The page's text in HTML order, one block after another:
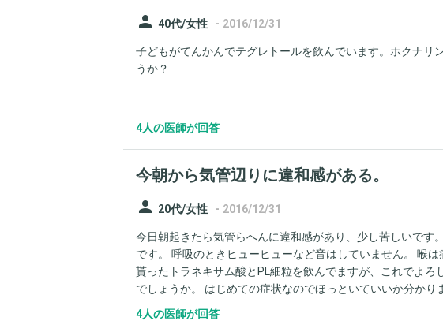
ました。その後、夜も含め昨日までは落ち着いていたので
ーですので米粉）をすすりだしたところ、またしても咳が出
体力を奪われ心臓にも負担があると思いますので、とても心
person 40代/女性 - 2016/12/31
子どもがてんかんでテグレトールを飲んでいます。ホクナリ
うか？
4人の医師が回答
今朝から気管辺りに違和感がある。
person 20代/女性 - 2016/12/31
今日朝起きたら気管らへんに違和感があり、少し苦しいです
です。 呼吸のときヒューヒューなど音はしていません。 喉
貰ったトラネキサム酸とPL細粒を飲んでますが、これでよ
でしょうか。 はじめての症状なのでほっといていいか分かり
4人の医師が回答